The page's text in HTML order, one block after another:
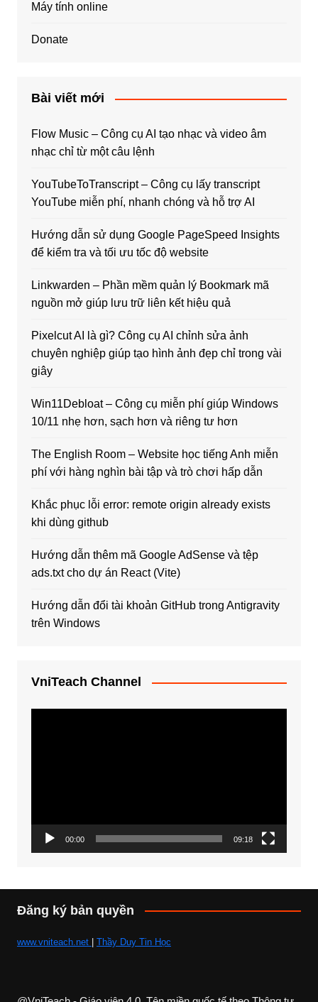
Máy tính online
Donate
Bài viết mới
Flow Music – Công cụ AI tạo nhạc và video âm
nhạc chỉ từ một câu lệnh
YouTubeToTranscript – Công cụ lấy transcript
YouTube miễn phí, nhanh chóng và hỗ trợ AI
Hướng dẫn sử dụng Google PageSpeed Insights
để kiểm tra và tối ưu tốc độ website
Linkwarden – Phần mềm quản lý Bookmark mã
nguồn mở giúp lưu trữ liên kết hiệu quả
Pixelcut AI là gì? Công cụ AI chỉnh sửa ảnh
chuyên nghiệp giúp tạo hình ảnh đẹp chỉ trong vài
giây
Win11Debloat – Công cụ miễn phí giúp Windows
10/11 nhẹ hơn, sạch hơn và riêng tư hơn
The English Room – Website học tiếng Anh miễn
phí với hàng nghìn bài tập và trò chơi hấp dẫn
Khắc phục lỗi error: remote origin already exists
khi dùng github
Hướng dẫn thêm mã Google AdSense và tệp
ads.txt cho dự án React (Vite)
Hướng dẫn đổi tài khoản GitHub trong Antigravity
trên Windows
VniTeach Channel
00:00 09:18
Đăng ký bản quyền
www.vniteach.net | Thầy Duy Tin Học